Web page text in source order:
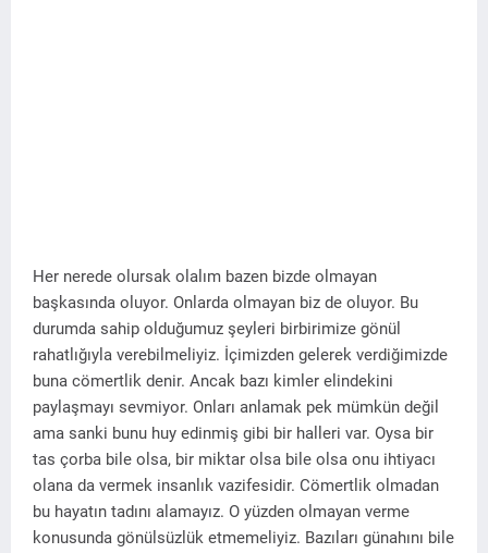
Her nerede olursak olalım bazen bizde olmayan
başkasında oluyor. Onlarda olmayan biz de oluyor. Bu
durumda sahip olduğumuz şeyleri birbirimize gönül
rahatlığıyla verebilmeliyiz. İçimizden gelerek verdiğimizde
buna cömertlik denir. Ancak bazı kimler elindekini
paylaşmayı sevmiyor. Onları anlamak pek mümkün değil
ama sanki bunu huy edinmiş gibi bir halleri var. Oysa bir
tas çorba bile olsa, bir miktar olsa bile olsa onu ihtiyacı
olana da vermek insanlık vazifesidir. Cömertlik olmadan
bu hayatın tadını alamayız. O yüzden olmayan verme
konusunda gönülsüzlük etmemeliyiz. Bazıları günahını bile